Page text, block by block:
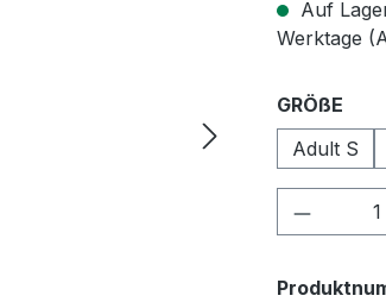
Auf
Werktage
GRÖßE
Adult S